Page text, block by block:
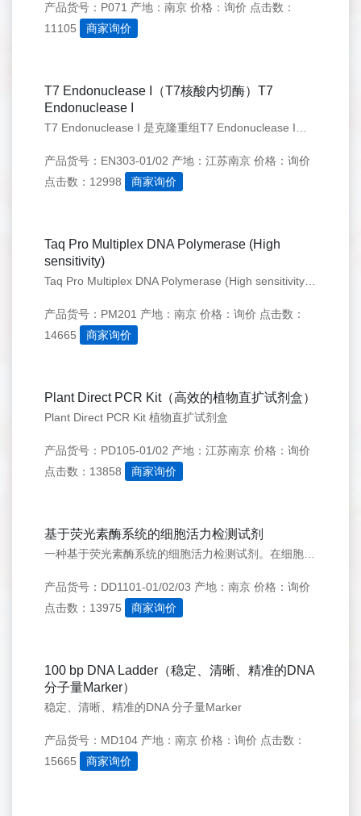
产品货号：P071 产地：南京 价格：询价 点击数：
11105
商家询价
T7 Endonuclease I（T7核酸内切酶）T7
Endonuclease I
产品货号：EN303-01/02 产地：江苏南京 价格：询价
点击数：12998
商家询价
Taq Pro Multiplex DNA Polymerase (High
sensitivity)
产品货号：PM201 产地：南京 价格：询价 点击数：
14665
商家询价
Plant Direct PCR Kit（高效的植物直扩试剂盒）
Plant Direct PCR Kit 植物直扩试剂盒
产品货号：PD105-01/02 产地：江苏南京 价格：询价
点击数：13858
商家询价
基于荧光素酶系统的细胞活力检测试剂
产品货号：DD1101-01/02/03 产地：南京 价格：询价
点击数：13975
商家询价
100 bp DNA Ladder（稳定、清晰、精准的DNA
分子量Marker）
稳定、清晰、精准的DNA 分子量Marker
产品货号：MD104 产地：南京 价格：询价 点击数：
15665
商家询价